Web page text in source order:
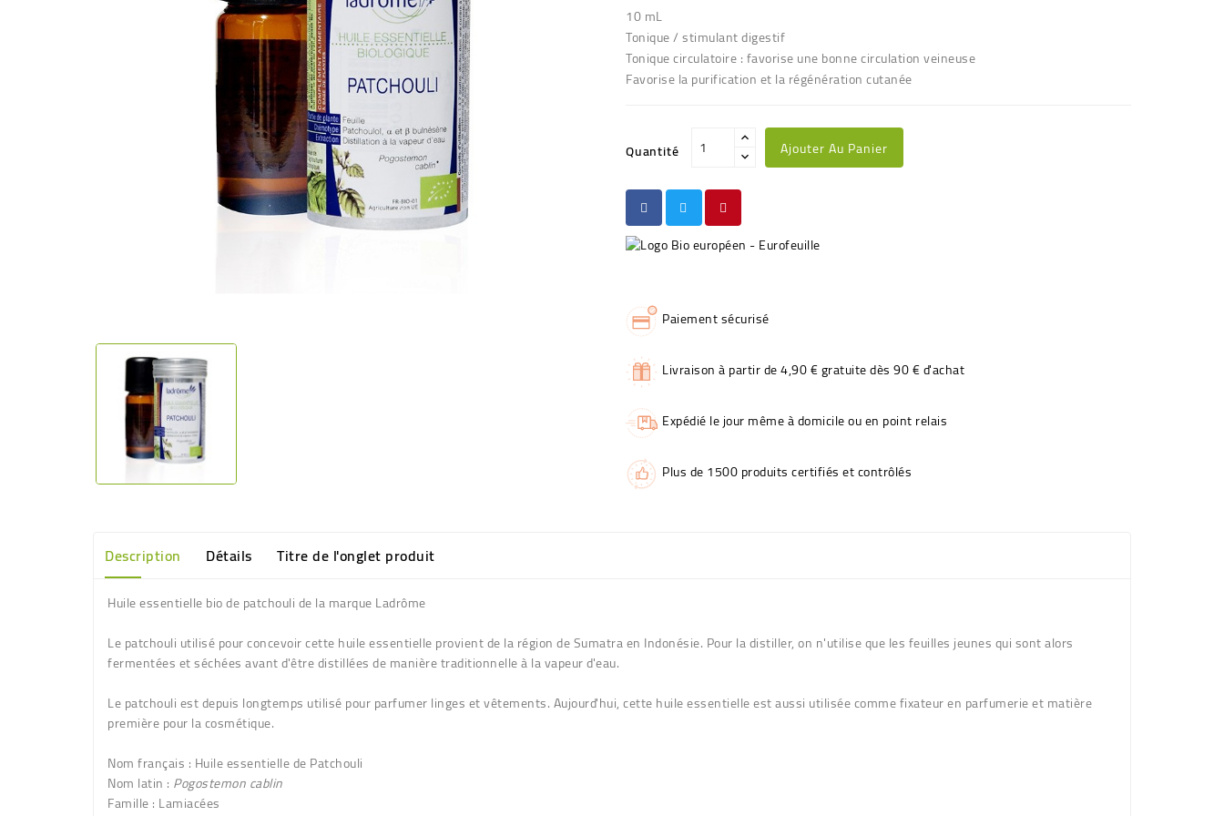
10 mL
Tonique / stimulant digestif
Tonique circulatoire : favorise une bonne circulation veineuse
Favorise la purification et la régénération cutanée
Quantité Ajouter Au Panier
Paiement sécurisé
Livraison à partir de 4,90 € gratuite dès 90 € d'achat
Expédié le jour même à domicile ou en point relais
Plus de 1500 produits certifiés et contrôlés
Description Détails Titre de l'onglet produit
Huile essentielle bio de patchouli de la marque Ladrôme
Le patchouli utilisé pour concevoir cette huile essentielle provient de la région de Sumatra en Indonésie. Pour la distiller, on n'utilise que les feuilles jeunes qui sont alors
fermentées et séchées avant d'être distillées de manière traditionnelle à la vapeur d'eau.
Le patchouli est depuis longtemps utilisé pour parfumer linges et vêtements. Aujourd'hui, cette huile essentielle est aussi utilisée comme fixateur en parfumerie et matière
première pour la cosmétique.
Nom français : Huile essentielle de Patchouli
Nom latin : Pogostemon cablin
Famille : Lamiacées